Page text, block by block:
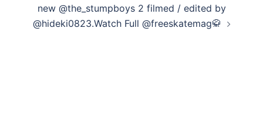
new @the_stumpboys 2 filmed / edited by
@hideki0823.Watch Full @freeskatemag🥋